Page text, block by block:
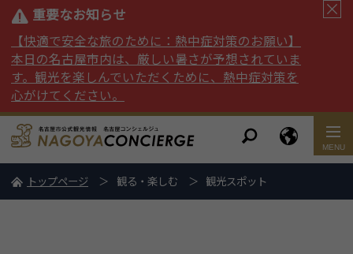
重要なお知らせ
【快適で安全な旅のために：熱中症対策のお願い】
本日の名古屋市内は、厳しい暑さが予想されていま
す。観光を楽しんでいただくために、熱中症対策を
心がけてください。
トップページ 観る・楽しむ 観光スポット